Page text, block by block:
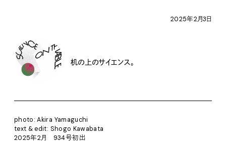
2025年2月3日
机の上のサイエンス。
photo: Akira Yamaguchi
text & edit: Shogo Kawabata
2025年2月 934号初出